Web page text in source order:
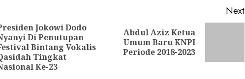
Previous
Jokowi Dodo
Di Penutupan
Bintang Vokalis
Tingkat
Ke-23
Next
post:
Abdul Aziz Ketua
Umum Baru KNPI
Periode 2018-2023